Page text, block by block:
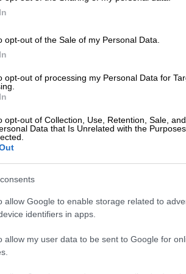
opt-out of the Sale of my Personal Data.
opt-out of processing my Personal Data for
opt-out of Collection, Use, Retention, Sale,
Data that Is Unrelated with the
allow Google to enable storage related to
identifiers in apps.
allow my user data to be sent to Google for
Lifestyle 04.02.2021 11:16
15 ετών»
σακάτεψε την ψυχή μου»
τραγουδίστρια Λυδία
Λυδία Σέρβου για γνωστό
στο σπίτι του και με